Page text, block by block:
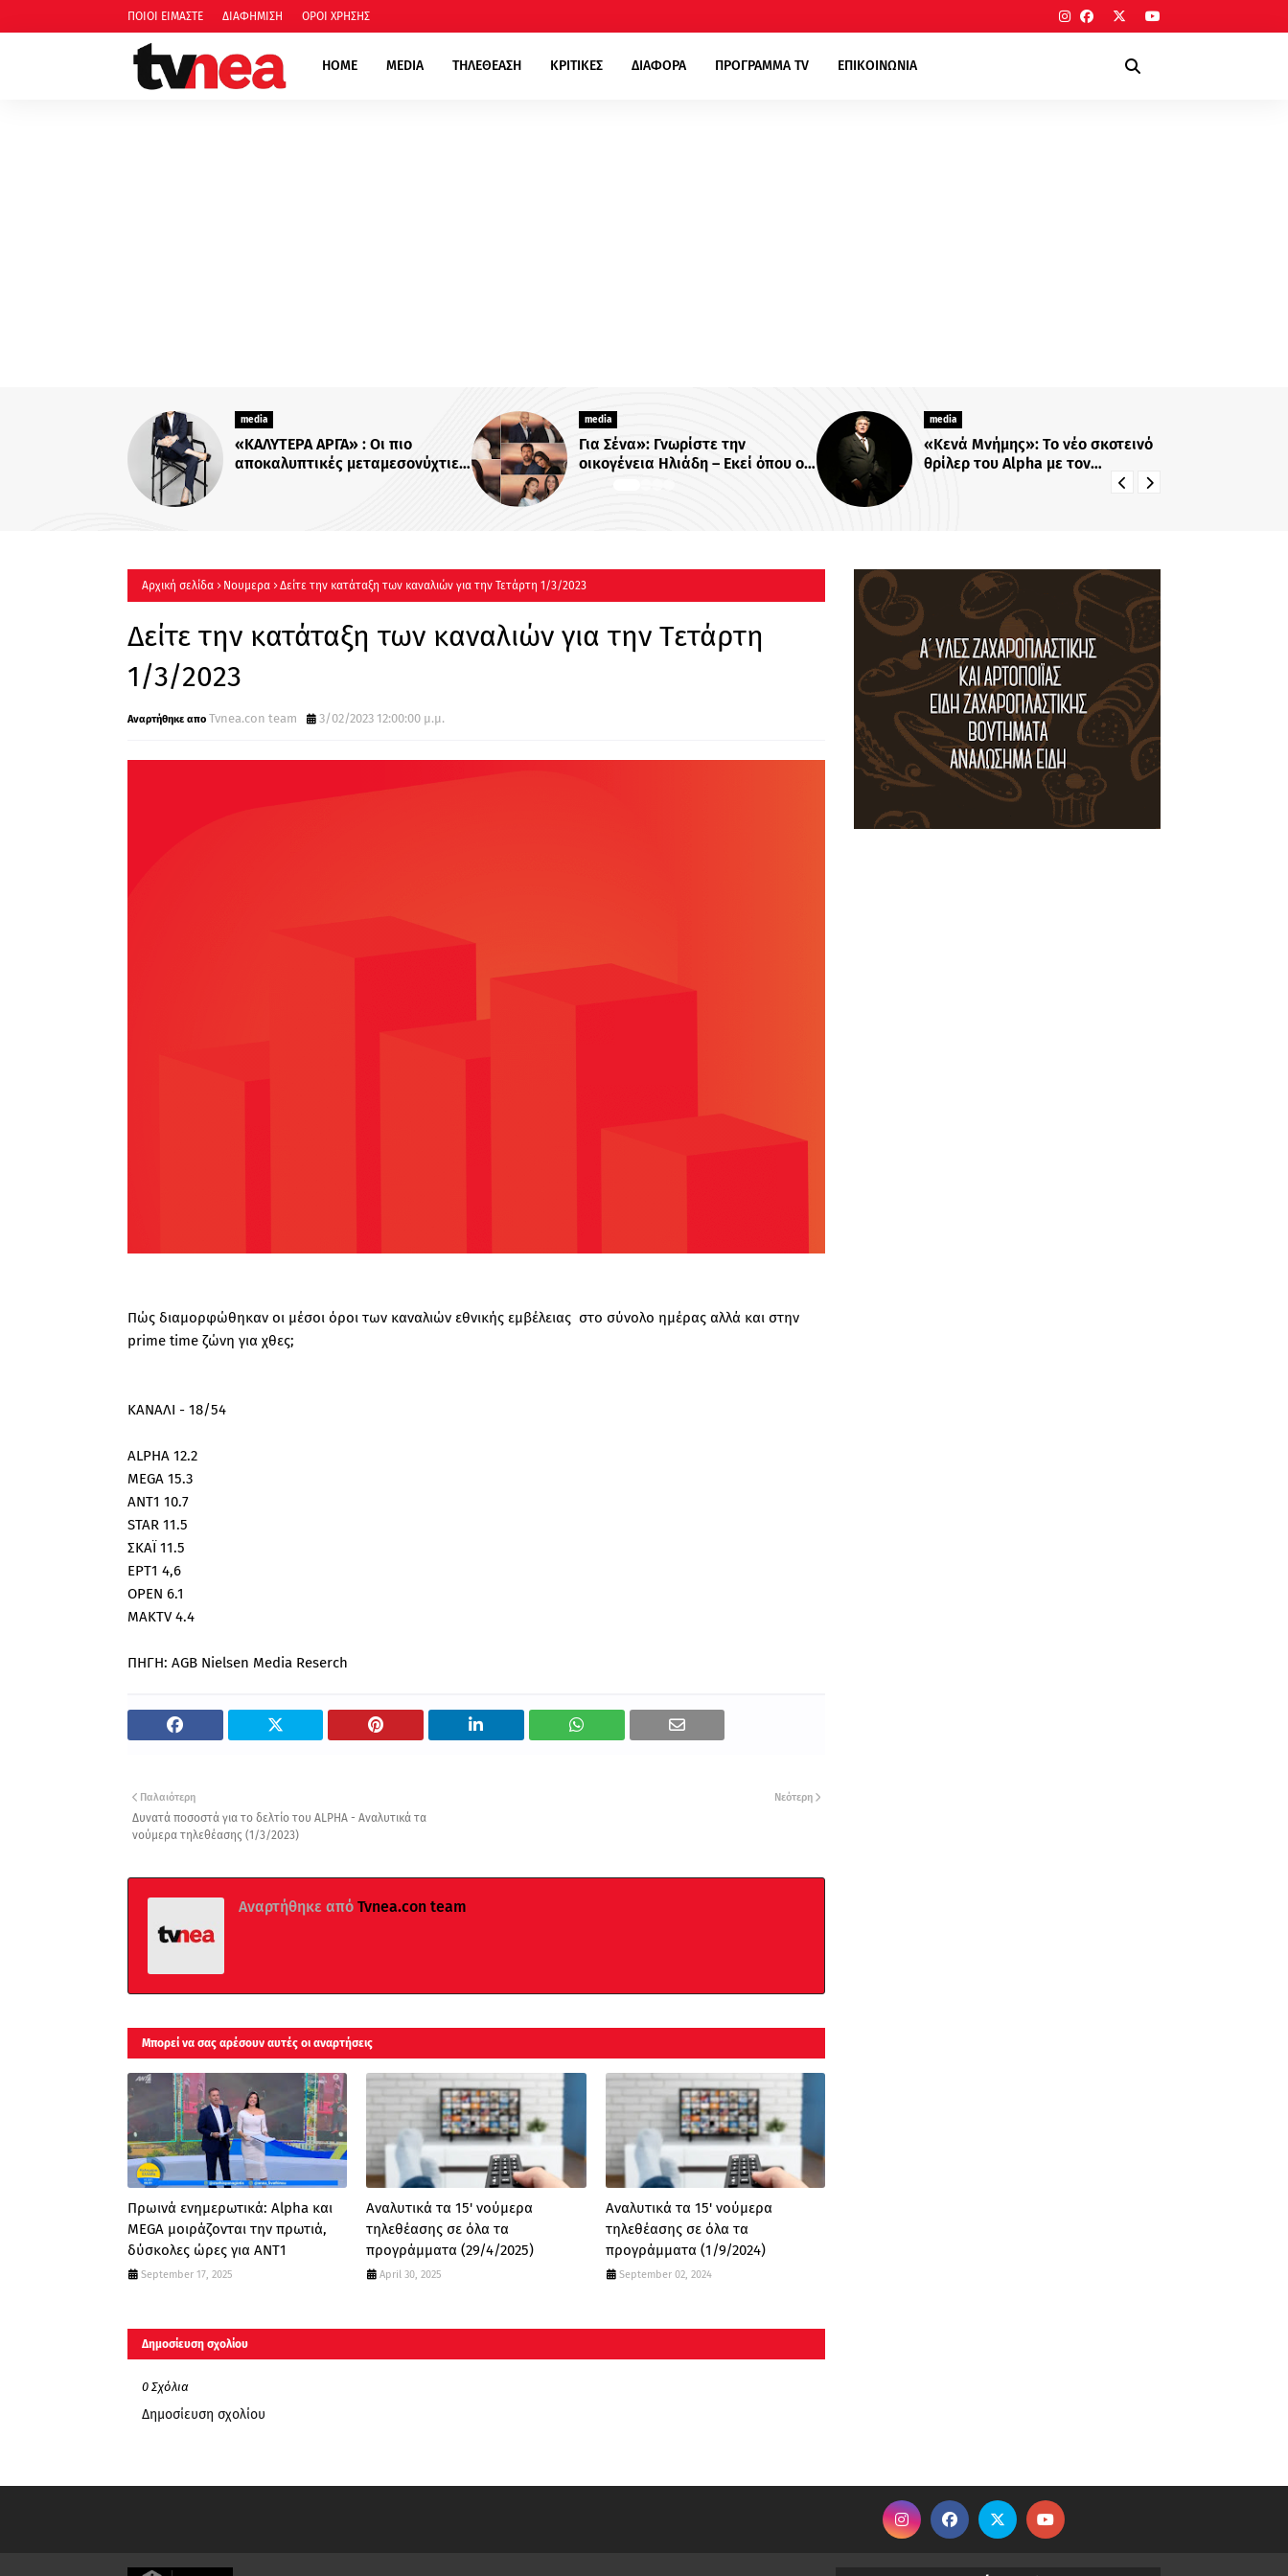
ΠΟΙΟΙ ΕΙΜΑΣΤΕ ΔΙΑΦΗΜΙΣΗ ΟΡΟΙ ΧΡΗΣΗΣ
HOME MEDIA ΤΗΛΕΘΕΑΣΗ ΚΡΙΤΙΚΕΣ ΔΙΑΦΟΡΑ ΠΡΟΓΡΑΜΜΑ TV ΕΠΙΚΟΙΝΩΝΙΑ
Για Σένα»: Γνωρίστε την
οικογένεια Ηλιάδη – Εκεί όπου οι
πιο δυνατοί δεσμοί δοκιμάζονται
«Κενά Μνήμης»: Το νέο σκοτεινό
θρίλερ του Alpha με τον
Βλαδίμηρο Κυριακίδη
Νίκος Ρογκάκος: Η τηλεοπτική
συνύπαρξη με Λιβαθυνού και
Σίσκο και τα μαθήματα της
Αρχική σελίδα Νουμερα Δείτε την κατάταξη των καναλιών για την Τετάρτη 1/3/2023
Δείτε την κατάταξη των καναλιών για την Τετάρτη
1/3/2023
Tvnea.con team 3/02/2023 12:00:00 μ.μ.
Πώς διαμορφώθηκαν οι μέσοι όροι των καναλιών εθνικής εμβέλειας στο σύνολο ημέρας αλλά και στην
prime time ζώνη για χθες;
ΚΑΝΑΛΙ - 18/54
ALPHA 12.2
MEGA 15.3
ANT1 10.7
STAR 11.5
ΣΚΑΪ 11.5
ΕΡΤ1 4,6
ΟPEN 6.1
ΜΑΚTV 4.4
ΠΗΓΗ: AGB Nielsen Media Reserch
Νεότερη
Παλαιότερη
Δυνατά ποσοστά για το δελτίο του ALPHA - Αναλυτικά τα
νούμερα τηλεθέασης (1/3/2023)
Αναρτήθηκε από Tvnea.con team
Μπορεί να σας αρέσουν αυτές οι αναρτήσεις
Πρωινά ενημερωτικά: Alpha και
MEGA μοιράζονται την πρωτιά,
δύσκολες ώρες για ΑΝΤ1
September 17, 2025
Αναλυτικά τα 15' νούμερα
τηλεθέασης σε όλα τα
προγράμματα (29/4/2025)
April 30, 2025
Αναλυτικά τα 15' νούμερα
τηλεθέασης σε όλα τα
προγράμματα (1/9/2024)
September 02, 2024
Δημοσίευση σχολίου
0 Σχόλια
Δημοσίευση σχολίου